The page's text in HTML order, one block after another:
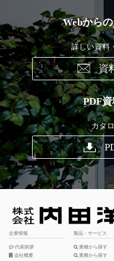
Webから
詳しい資料
資
PDF
カタ
企業情報
代表挨拶
会社概要
製品・サービス
業種から探す
業務から探す